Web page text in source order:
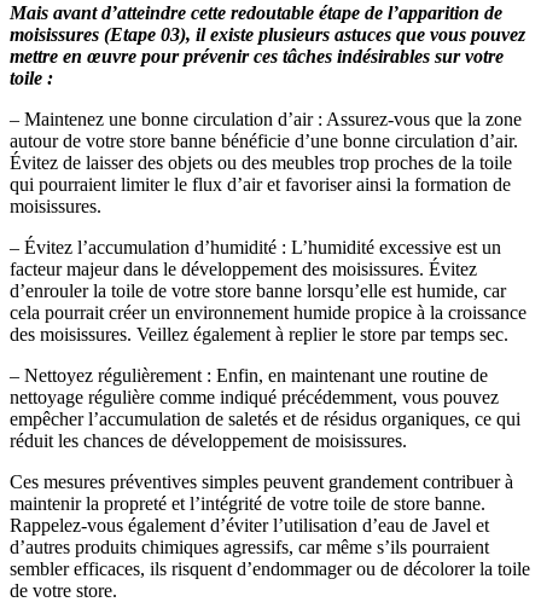
Mais avant d’atteindre cette redoutable étape de l’apparition de
moisissures (Etape 03), il existe plusieurs astuces que vous pouvez
mettre en œuvre pour prévenir ces tâches indésirables sur votre
toile :
– Maintenez une bonne circulation d’air : Assurez-vous que la zone
autour de votre store banne bénéficie d’une bonne circulation d’air.
Évitez de laisser des objets ou des meubles trop proches de la toile
qui pourraient limiter le flux d’air et favoriser ainsi la formation de
moisissures.
– Évitez l’accumulation d’humidité : L’humidité excessive est un
facteur majeur dans le développement des moisissures. Évitez
d’enrouler la toile de votre store banne lorsqu’elle est humide, car
cela pourrait créer un environnement humide propice à la croissance
des moisissures. Veillez également à replier le store par temps sec.
– Nettoyez régulièrement : Enfin, en maintenant une routine de
nettoyage régulière comme indiqué précédemment, vous pouvez
empêcher l’accumulation de saletés et de résidus organiques, ce qui
réduit les chances de développement de moisissures.
Ces mesures préventives simples peuvent grandement contribuer à
maintenir la propreté et l’intégrité de votre toile de store banne.
Rappelez-vous également d’éviter l’utilisation d’eau de Javel et
d’autres produits chimiques agressifs, car même s’ils pourraient
sembler efficaces, ils risquent d’endommager ou de décolorer la toile
de votre store.